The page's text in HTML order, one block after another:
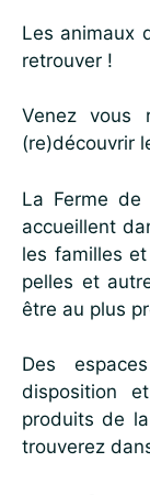
Les animaux
retrouver !
Venez vous
(re)découvrir
La Ferme
accueillent
les familles
pelles et
être au plus
Des
disposition
produits de
trouverez